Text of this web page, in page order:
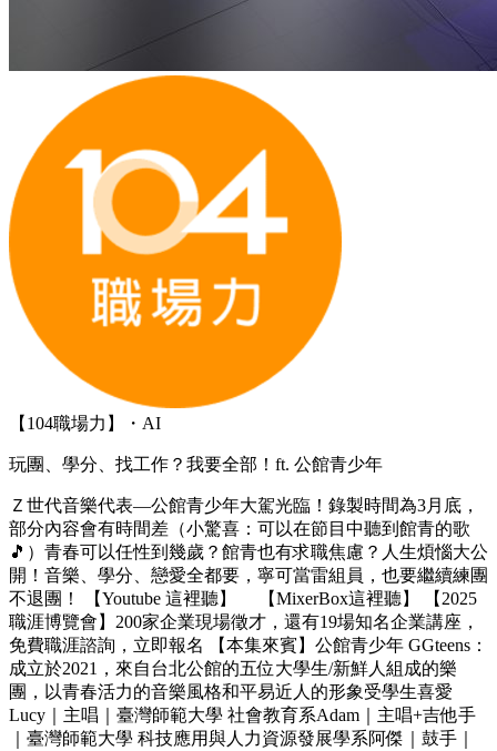
【104職場力】・AI
玩團、學分、找工作？我要全部！ft. 公館青少年
Ｚ世代音樂代表—公館青少年大駕光臨！錄製時間為3月底，
部分內容會有時間差（小驚喜：可以在節目中聽到館青的歌
🎵）青春可以任性到幾歲？館青也有求職焦慮？人生煩惱大公
開！音樂、學分、戀愛全都要，寧可當雷組員，也要繼續練團
不退團！ 【Youtube 這裡聽】 【MixerBox這裡聽】 【2025
職涯博覽會】200家企業現場徵才，還有19場知名企業講座，
免費職涯諮詢，立即報名 【本集來賓】公館青少年 GGteens：
成立於2021，來自台北公館的五位大學生/新鮮人組成的樂
團，以青春活力的音樂風格和平易近人的形象受學生喜愛
Lucy｜主唱｜臺灣師範大學 社會教育系Adam｜主唱+吉他手
｜臺灣師範大學 科技應用與人力資源發展學系阿傑｜鼓手｜